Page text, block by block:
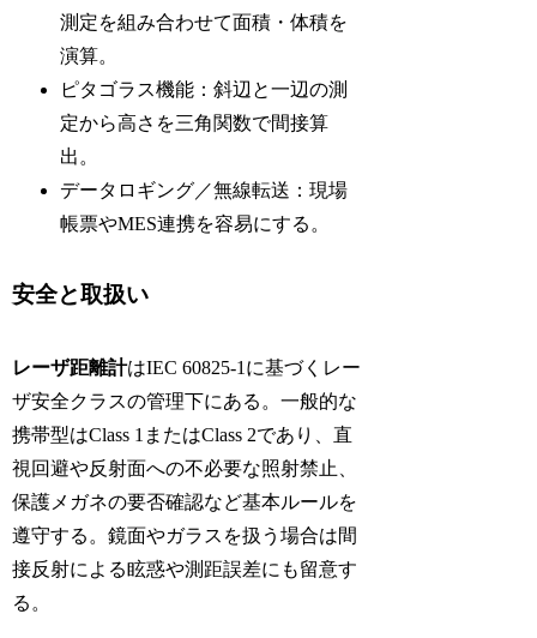
測定を組み合わせて面積・体積を
演算。
ピタゴラス機能：斜辺と一辺の測
定から高さを三角関数で間接算
出。
データロギング／無線転送：現場
帳票やMES連携を容易にする。
安全と取扱い
レーザ距離計はIEC 60825-1に基づくレー
ザ安全クラスの管理下にある。一般的な
携帯型はClass 1またはClass 2であり、直
視回避や反射面への不必要な照射禁止、
保護メガネの要否確認など基本ルールを
遵守する。鏡面やガラスを扱う場合は間
接反射による眩惑や測距誤差にも留意す
る。